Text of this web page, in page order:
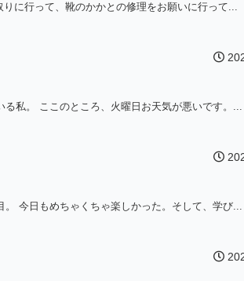
に行って、靴のかかとの修理をお願いに行って...
私。 ここのところ、火曜日お天気が悪いです。...
。 今日もめちゃくちゃ楽しかった。そして、学び...